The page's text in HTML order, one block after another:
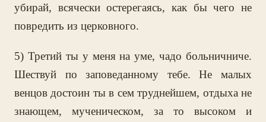
убирай, всячески остерегаясь, как бы чего не
повредить из церковного.
5) Третий ты у меня на уме, чадо больничниче.
Шествуй по заповеданному тебе. Не малых
венцов достоин ты в сем труднейшем, отдыха не
знающем, мученическом, за то высоком и